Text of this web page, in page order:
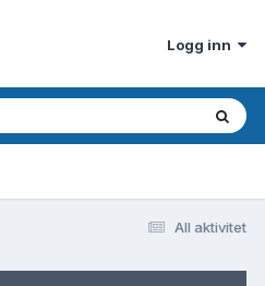
Logg inn
All aktivitet